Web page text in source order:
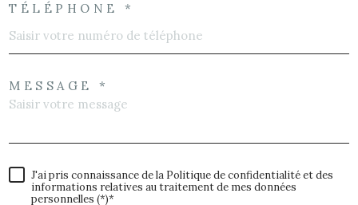
TÉLÉPHONE *
MESSAGE *
J'ai pris connaissance de la Politique de confidentialité et des
informations relatives au traitement de mes données
personnelles (*)*